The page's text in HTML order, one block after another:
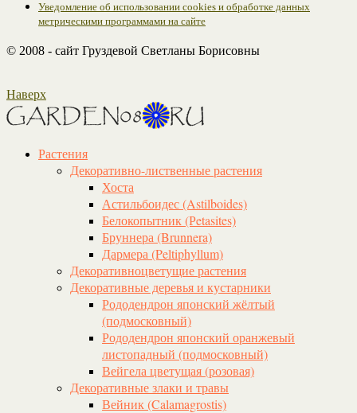
Уведомление об использовании cookies и обработке данных
метрическими программами на сайте
© 2008 - сайт Груздевой Светланы Борисовны
Наверх
Растения
Декоративно-лиственные растения
Хоста
Астильбоидес (Astilboides)
Белокопытник (Рetasites)
Бруннера (Brunnera)
Дармера (Peltiphyllum)
Декоративноцветущие растения
Декоративные деревья и кустарники
Рододендрон японский жёлтый
(подмосковный)
Рододендрон японский оранжевый
листопадный (подмосковный)
Вейгела цветущая (розовая)
Декоративные злаки и травы
Вейник (Calamagrostis)